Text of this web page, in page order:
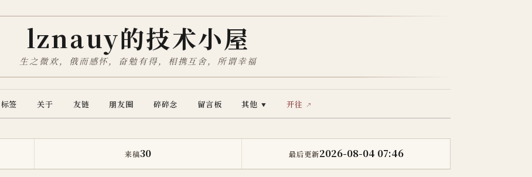
lznauy的技术小屋
生之微欢，俄而感怀，奋勉有得，相携互舍，所谓幸福
标签 关于 友链 朋友圈 碎碎念 留言板 其他 ▼ 开往
来稿30 最后更新2026-08-04 07:46